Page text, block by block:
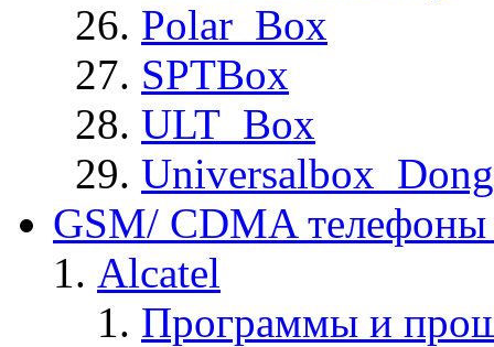
Polar_Box
SPTBox
ULT_Box
GSM/ CDMA
Alcatel
Программы и